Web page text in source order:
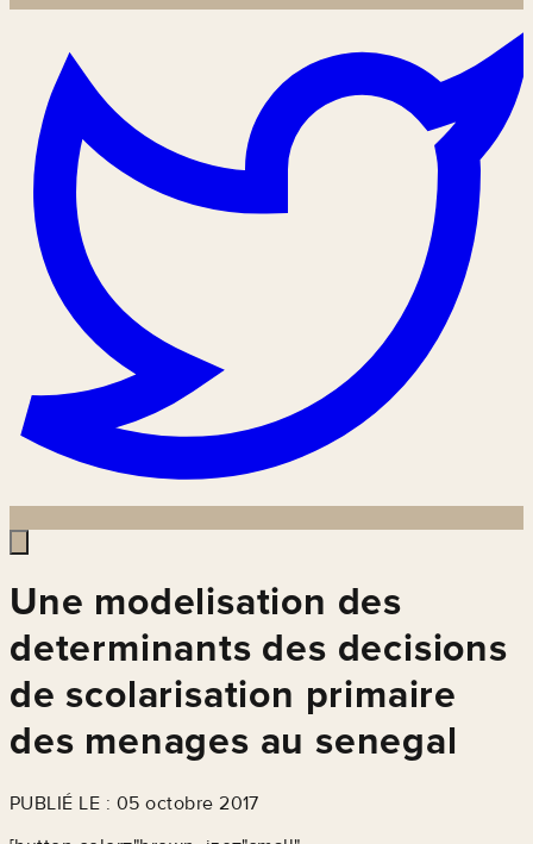
Une modelisation des
determinants des decisions
de scolarisation primaire
des menages au senegal
PUBLIÉ LE : 05 octobre 2017